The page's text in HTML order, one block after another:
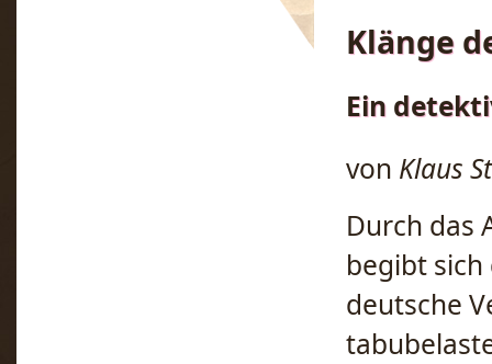
Klänge
Ein
von Klaus
Durch das
begibt
deutsche